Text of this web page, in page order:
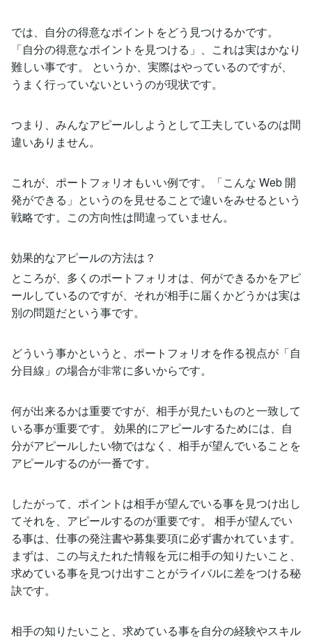
では、自分の得意なポイントをどう見つけるかです。
「自分の得意なポイントを見つける」、これは実はかなり
難しい事です。 というか、実際はやっているのですが、
うまく行っていないというのが現状です。
つまり、みんなアピールしようとして工夫しているのは間
違いありません。
これが、ポートフォリオもいい例です。「こんな Web 開
発ができる」というのを見せることで違いをみせるという
戦略です。この方向性は間違っていません。
効果的なアピールの方法は？
ところが、多くのポートフォリオは、何ができるかをアピ
ールしているのですが、それが相手に届くかどうかは実は
別の問題だという事です。
どういう事かというと、ポートフォリオを作る視点が「自
分目線」の場合が非常に多いからです。
何が出来るかは重要ですが、相手が見たいものと一致して
いる事が重要です。 効果的にアピールするためには、自
分がアピールしたい物ではなく、相手が望んでいることを
アピールするのが一番です。
したがって、ポイントは相手が望んでいる事を見つけ出し
てそれを、アピールするのが重要です。 相手が望んでい
る事は、仕事の発注書や募集要項に必ず書かれています。
まずは、この与えたれた情報を元に相手の知りたいこと、
求めている事を見つけ出すことがライバルに差をつける秘
訣です。
相手の知りたいこと、求めている事を自分の経験やスキル